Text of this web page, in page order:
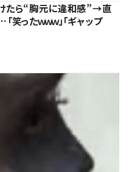
たら“胸元に違和感”→直
笑ったｗｗｗ」「ギャップ